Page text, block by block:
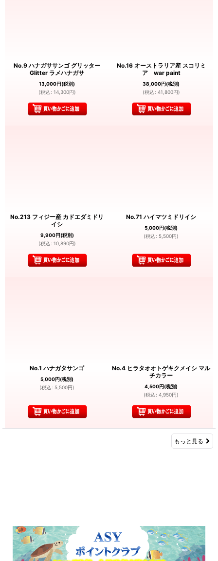
No.9 ハナガササンゴ グリッター
Glitter ラメハナガサ
13,000円(税別)
(税込: 14,300円)
No.16 オーストラリア産 スコリミ
ア war paint
38,000円(税別)
(税込: 41,800円)
No.213 フィジー産 カドエダミドリ
イシ
9,900円(税別)
(税込: 10,890円)
No.71 ハイマツミドリイシ
5,000円(税別)
(税込: 5,500円)
No.1 ハナガタサンゴ
5,000円(税別)
(税込: 5,500円)
No.4 ヒラタオオトゲキクメイシ マル
チカラー
4,500円(税別)
(税込: 4,950円)
もっと見る